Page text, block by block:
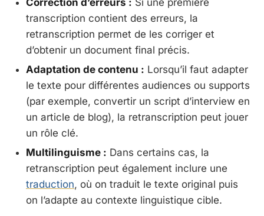
transcription contient des erreurs, la
retranscription permet de les corriger et
d’obtenir un document final précis.
Adaptation de contenu : Lorsqu’il faut adapter
le texte pour différentes audiences ou supports
(par exemple, convertir un script d’interview en
un article de blog), la retranscription peut jouer
un rôle clé.
Multilinguisme : Dans certains cas, la
retranscription peut également inclure une
traduction, où on traduit le texte original puis
on l’adapte au contexte linguistique cible.